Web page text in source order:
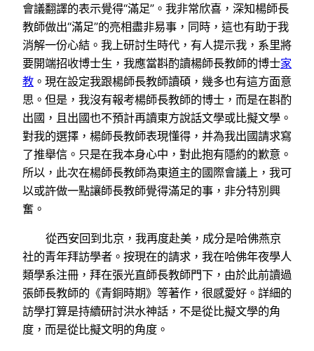
會議翻譯的表示覺得“滿足”。我非常欣喜，深知楊師長
教師做出“滿足”的亮相盡非易事，同時，這也有助于我
消解一份心結。我上研討生時代，有人提示我，系里將
要開端招收博士生，我應當斟酌讀楊師長教師的博士家
教 。現在設定我跟楊師長教師讀碩，幾多也有這方面意
思。但是，我沒有報考楊師長教師的博士，而是在斟酌
出國，且出國也不預計再讀東方說話文學或比擬文學。
對我的選擇，楊師長教師表現懂得，并為我出國請求寫
了推舉信。只是在我本身心中，對此抱有隱約的歉意。
所以，此次在楊師長教師為東道主的國際會議上，我可
以或許做一點讓師長教師覺得滿足的事，非分特別興
奮。
從西安回到北京，我再度赴美，成分是哈佛燕京
社的青年拜訪學者。按現在的請求，我在哈佛年夜學人
類學系注冊，拜在張光直師長教師門下，由於此前讀過
張師長教師的《青銅時期》等著作，很感愛好。詳細的
訪學打算是持續研討洪水神話，不是從比擬文學的角
度，而是從比擬文明的角度。